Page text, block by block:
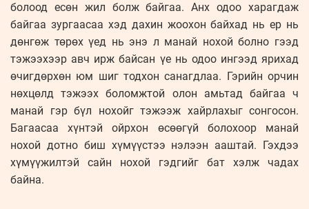
болоод есөн жил болж байгаа. Анх одоо харагдаж
байгаа зургаасаа хэд дахин жоохон байхад нь ер нь
дөнгөж төрөх үед нь энэ л манай нохой болно гээд
тэжээхээр авч ирж байсан үе нь одоо ингээд ярихад
өчигдөрхөн юм шиг тодхон санагдлаа. Гэрийн орчин
нөхцөлд тэжээх боломжтой олон амьтад байгаа ч
манай гэр бүл нохойг тэжээж хайрлахыг сонгосон.
Багаасаа хүнтэй ойрхон өсөөгүй болохоор манай
нохой дотно биш хүмүүстээ нэлээн ааштай. Гэхдээ
хүмүүжилтэй сайн нохой гэдгийг бат хэлж чадах
байна.